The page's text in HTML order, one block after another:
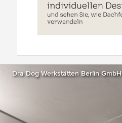
Dra Dog Werkstätten Berlin GmbH